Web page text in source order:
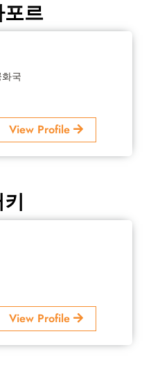
르
국
View Profile
View Profile